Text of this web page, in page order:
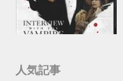
人気記事